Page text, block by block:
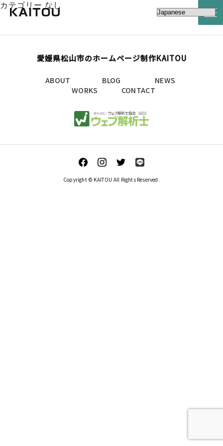
カテゴリー なし
愛媛県松山市のホームページ制作KAITOU
ABOUT BLOG
NEWS
WORKS
CONTACT
Copyright © KAITOU All Rights Reserved.